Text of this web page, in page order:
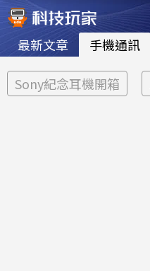
最新文章 手機通訊
Sony紀念耳機開箱